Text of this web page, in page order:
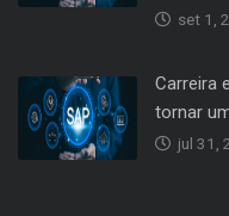
set 1,
Carreira
tornar
jul 31,